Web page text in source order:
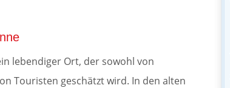
lebendiger Ort, der sowohl von
Touristen geschätzt wird. In den alten